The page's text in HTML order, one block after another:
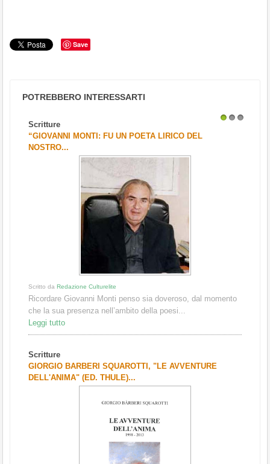
Save
POTREBBERO INTERESSARTI
Scritture
“GIOVANNI MONTI: FU UN POETA LIRICO DEL
NOSTRO...
Scritto da Redazione Culturelite
Ricordare Giovanni Monti penso sia doveroso, dal momento
che la sua presenza nell’ambito della poesi...
Leggi tutto
Scritture
GIORGIO BARBERI SQUAROTTI, "LE AVVENTURE
DELL'ANIMA" (ED. THULE)...